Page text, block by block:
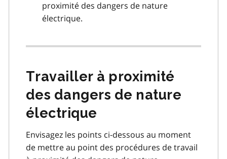
proximité des dangers de nature
électrique.
Travailler à proximité
des dangers de nature
électrique
Envisagez les points ci-dessous au moment
de mettre au point des procédures de travail